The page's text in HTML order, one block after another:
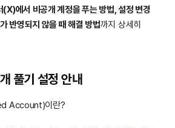
(X)에서 비공개 계정을 푸는 방법, 설정 변경
반영되지 않을 때 해결 방법까지 상세히
풀기 설정 안내
Account)이란?